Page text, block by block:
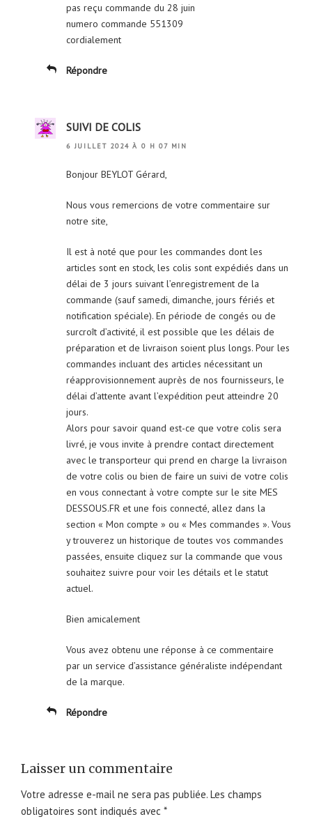
pas reçu commande du 28 juin
numero commande 551309
cordialement
Répondre
SUIVI DE COLIS
6 JUILLET 2024 À 0 H 07 MIN
Bonjour BEYLOT Gérard,
Nous vous remercions de votre commentaire sur
notre site,
Il est à noté que pour les commandes dont les
articles sont en stock, les colis sont expédiés dans un
délai de 3 jours suivant l’enregistrement de la
commande (sauf samedi, dimanche, jours fériés et
notification spéciale). En période de congés ou de
surcroît d’activité, il est possible que les délais de
préparation et de livraison soient plus longs. Pour les
commandes incluant des articles nécessitant un
réapprovisionnement auprès de nos fournisseurs, le
délai d’attente avant l’expédition peut atteindre 20
jours.
Alors pour savoir quand est-ce que votre colis sera
livré, je vous invite à prendre contact directement
avec le transporteur qui prend en charge la livraison
de votre colis ou bien de faire un suivi de votre colis
en vous connectant à votre compte sur le site MES
DESSOUS.FR et une fois connecté, allez dans la
section « Mon compte » ou « Mes commandes ». Vous
y trouverez un historique de toutes vos commandes
passées, ensuite cliquez sur la commande que vous
souhaitez suivre pour voir les détails et le statut
actuel.
Bien amicalement
Vous avez obtenu une réponse à ce commentaire
par un service d’assistance généraliste indépendant
de la marque.
Répondre
Laisser un commentaire
Votre adresse e-mail ne sera pas publiée. Les champs
obligatoires sont indiqués avec *